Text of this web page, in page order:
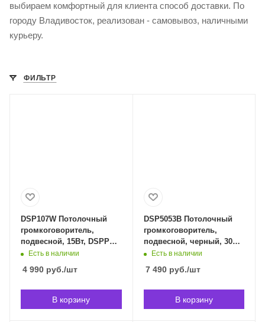
выбираем комфортный для клиента способ доставки. По
городу Владивосток, реализован - самовывоз, наличными
курьеру.
ФИЛЬТР
DSP107W Потолочный
громкоговоритель,
подвесной, 15Вт, DSPPA
DSP107W в Владивостоке
Есть в наличии
4 990 руб./шт
В корзину
DSP5053B Потолочный
громкоговоритель,
подвесной, черный, 30Вт,
DSPPA DSP5053B в
Есть в наличии
7 490руб./шт
В корзину